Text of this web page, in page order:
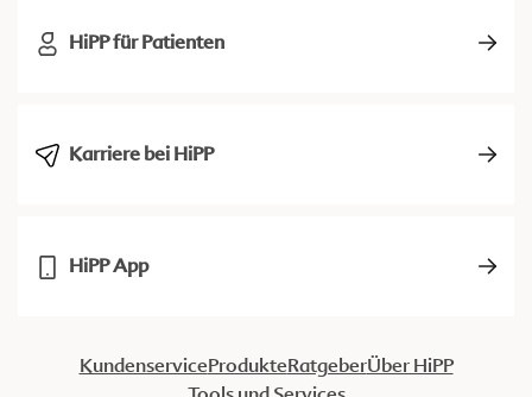
HiPP für Patienten
Karriere bei HiPP
HiPP App
KundenserviceProdukteRatgeberÜber HiPP